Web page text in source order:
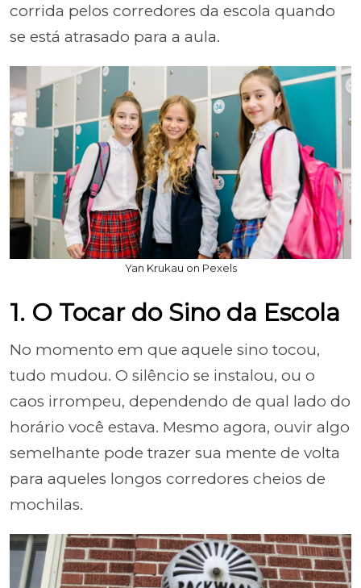
corrida pelos corredores da escola quando
se está atrasado para a aula.
Yan Krukau on Pexels
1. O Tocar do Sino da Escola
No momento em que aquele sino tocou,
tudo mudou. O silêncio se instalou, ou o
caos irrompeu, dependendo de qual lado do
horário você estava. Mesmo agora, ouvir algo
semelhante pode trazer sua mente de volta
para aqueles longos corredores cheios de
mochilas.